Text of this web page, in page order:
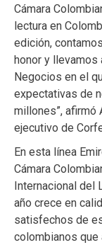
Cámara
lectura en
edición,
honor y llevamos
Negocios en el
expectativas de
millones”, afirmó
ejecutivo de
En esta línea
Cámara
Internacional del
año crece en
satisfechos de
colombianos que